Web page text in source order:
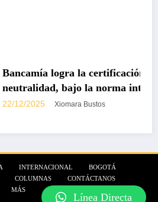
la certificación carbono
la norma internacional ISO
Bustos
INTERNACIONAL
BOGOTÁ
COLUMNAS
CONTÁCTANOS
MÁS
Línea Directa